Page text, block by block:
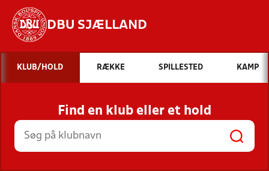
DBU SJÆLLAND
Hvad vil du søge efter?
INDHOLD OG NYHEDER
STILLINGER, RESULTATER, KLUBBER OG
HOLD
KLUB/HOLD RÆKKE SPILLESTED KAMP
Find en klub eller et hold